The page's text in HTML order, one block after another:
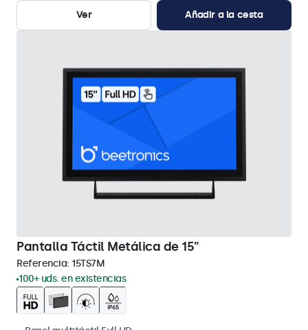
Ver Añadir a la cesta
Pantalla Táctil Metálica de 15"
Referencia: 15TS7M
100+ uds. en existencias